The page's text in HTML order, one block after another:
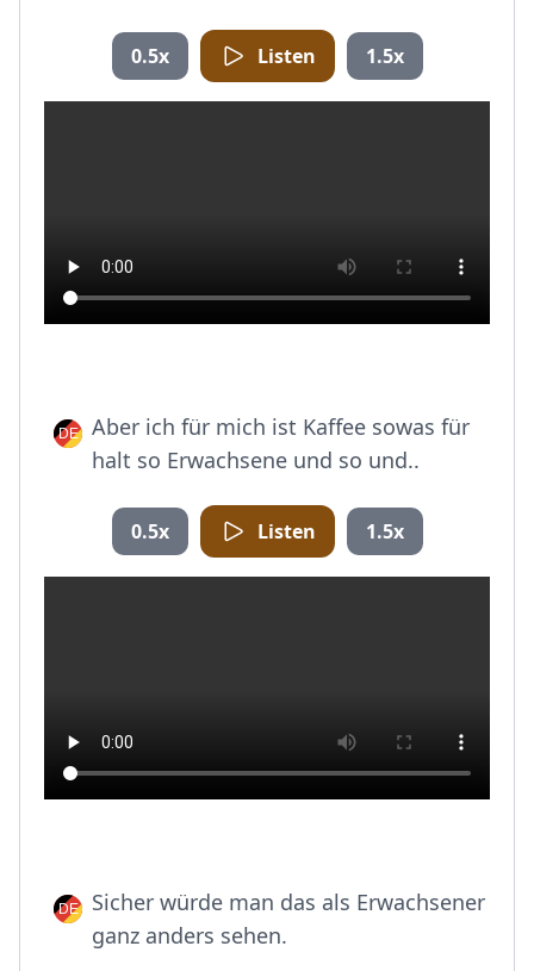
0.5x Listen 1.5x
Aber ich für mich ist Kaffee sowas für
halt so Erwachsene und so und..
0.5x Listen 1.5x
Sicher würde man das als Erwachsener
ganz anders sehen.